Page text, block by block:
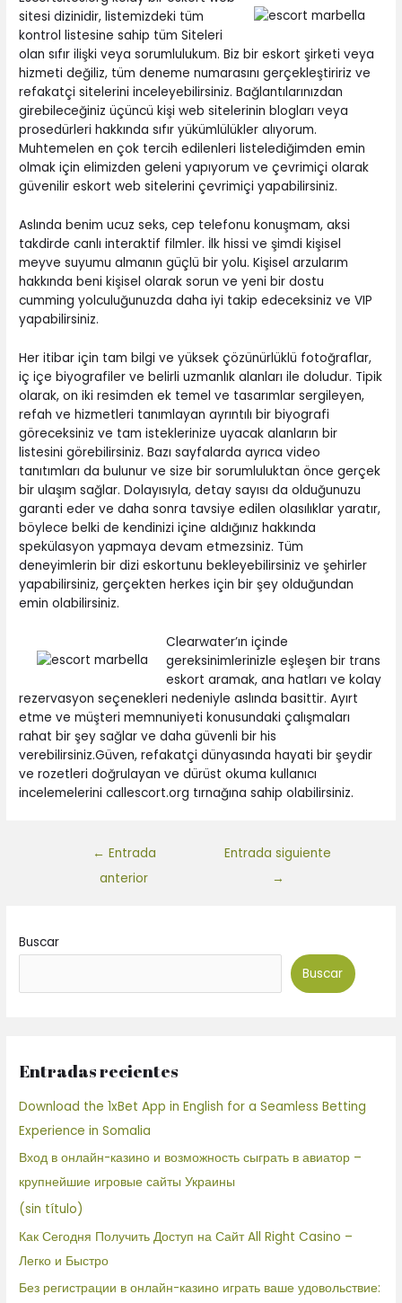
sitesi dizinidir, listemizdeki tüm
kontrol listesine sahip tüm Siteleri
olan sıfır ilişki veya sorumlulukum. Biz bir eskort şirketi veya
hizmeti değiliz, tüm deneme numarasını gerçekleştiririz ve
refakatçi sitelerini inceleyebilirsiniz. Bağlantılarınızdan
girebileceğiniz üçüncü kişi web sitelerinin blogları veya
prosedürleri hakkında sıfır yükümlülükler alıyorum.
Muhtemelen en çok tercih edilenleri listelediğimden emin
olmak için elimizden geleni yapıyorum ve çevrimiçi olarak
güvenilir eskort web sitelerini çevrimiçi yapabilirsiniz.
Aslında benim ucuz seks, cep telefonu konuşmam, aksi
takdirde canlı interaktif filmler. İlk hissi ve şimdi kişisel
meyve suyumu almanın güçlü bir yolu. Kişisel arzularım
hakkında beni kişisel olarak sorun ve yeni bir dostu
cumming yolculuğunuzda daha iyi takip edeceksiniz ve VIP
yapabilirsiniz.
Her itibar için tam bilgi ve yüksek çözünürlüklü fotoğraflar,
iç içe biyografiler ve belirli uzmanlık alanları ile doludur. Tipik
olarak, on iki resimden ek temel ve tasarımlar sergileyen,
refah ve hizmetleri tanımlayan ayrıntılı bir biyografi
göreceksiniz ve tam isteklerinize uyacak alanların bir
listesini görebilirsiniz. Bazı sayfalarda ayrıca video
tanıtımları da bulunur ve size bir sorumluluktan önce gerçek
bir ulaşım sağlar. Dolayısıyla, detay sayısı da olduğunuzu
garanti eder ve daha sonra tavsiye edilen olasılıklar yaratır,
böylece belki de kendinizi içine aldığınız hakkında
spekülasyon yapmaya devam etmezsiniz. Tüm
deneyimlerin bir dizi eskortunu bekleyebilirsiniz ve şehirler
yapabilirsiniz, gerçekten herkes için bir şey olduğundan
emin olabilirsiniz.
Clearwater’ın içinde
gereksinimlerinizle eşleşen bir trans
eskort aramak, ana hatları ve kolay
rezervasyon seçenekleri nedeniyle aslında basittir. Ayırt
etme ve müşteri memnuniyeti konusundaki çalışmaları
rahat bir şey sağlar ve daha güvenli bir his
verebilirsiniz.Güven, refakatçi dünyasında hayati bir şeydir
ve rozetleri doğrulayan ve dürüst okuma kullanıcı
incelemelerini callescort.org tırnağına sahip olabilirsiniz.
← Entrada
anterior
Entrada siguiente
→
Buscar
Buscar
Entradas recientes
Download the 1xBet App in English for a Seamless Betting
Experience in Somalia
Вход в онлайн-казино и возможность сыграть в авиатор –
крупнейшие игровые сайты Украины
(sin título)
Как Сегодня Получить Доступ на Сайт All Right Casino –
Легко и Быстро
Без регистрации в онлайн-казино играть ваше удовольствие: